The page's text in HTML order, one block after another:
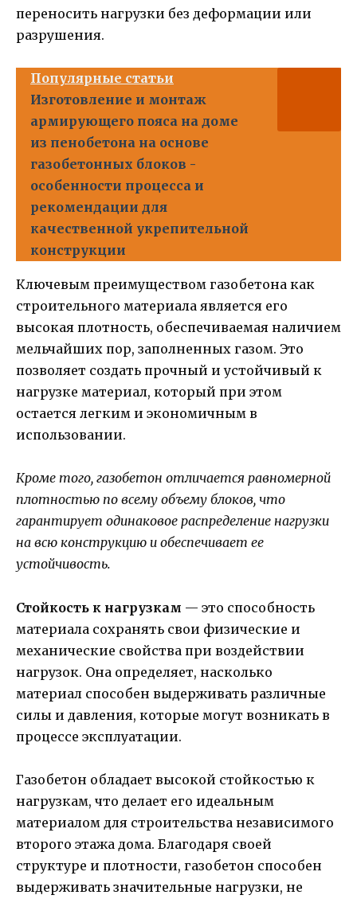
переносить нагрузки без деформации или
разрушения.
Популярные статьи
Изготовление и монтаж
армирующего пояса на доме
из пенобетона на основе
газобетонных блоков -
особенности процесса и
рекомендации для
качественной укрепительной
конструкции
Ключевым преимуществом газобетона как
строительного материала является его
высокая плотность, обеспечиваемая наличием
мельчайших пор, заполненных газом. Это
позволяет создать прочный и устойчивый к
нагрузке материал, который при этом
остается легким и экономичным в
использовании.
Кроме того, газобетон отличается равномерной
плотностью по всему объему блоков, что
гарантирует одинаковое распределение нагрузки
на всю конструкцию и обеспечивает ее
устойчивость.
Стойкость к нагрузкам — это способность
материала сохранять свои физические и
механические свойства при воздействии
нагрузок. Она определяет, насколько
материал способен выдерживать различные
силы и давления, которые могут возникать в
процессе эксплуатации.
Газобетон обладает высокой стойкостью к
нагрузкам, что делает его идеальным
материалом для строительства независимого
второго этажа дома. Благодаря своей
структуре и плотности, газобетон способен
выдерживать значительные нагрузки, не